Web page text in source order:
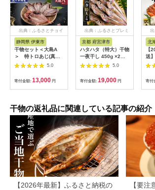
出典：ふるさとチョイ
静岡県 伊東市
干物セット＜大島A
＞ 特トロあじ(真
鯵)4枚・金目鯛1枚
伊豆・伊東のひもの詰
め合わせ 静岡県伊東
市【1404234】
5.0
寄付金額: 13,000 円
出典：ふるさとプレミ
京都 府宮津市
ハタハタ（特大）干物
一夜干し 450g ×2箱
魚貝類
5.0
寄付金額: 19,000 円
北
【
送
身
寄付
干物の返礼品に関連している記事の紹介
【2026年最新】ふるさと納税の
【要